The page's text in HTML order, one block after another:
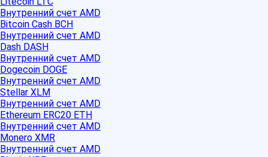
Внутренний счет AMD
Bitcoin Cash BCH
Внутренний счет AMD
Dash DASH
Внутренний счет AMD
Dogecoin DOGE
Внутренний счет AMD
Stellar XLM
Внутренний счет AMD
Ethereum ERC20 ETH
Внутренний счет AMD
Monero XMR
Внутренний счет AMD